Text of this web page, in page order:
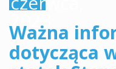
2023
Ważna
dotycząca